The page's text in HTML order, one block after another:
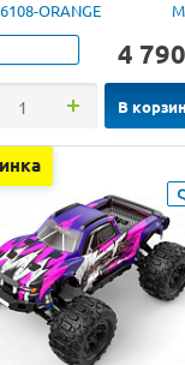
ORANGE
4 790
В